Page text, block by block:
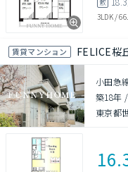
3LDK/
賃貸マンション FELICE桜
小田急
築18年
東京都